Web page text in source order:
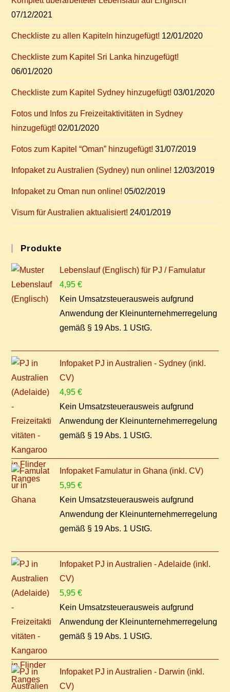
07/12/2021
Check­lis­te zu al­len Ka­pi­teln hinzugefügt! 12/01/2020
Check­lis­te zum Ka­pi­tel Sri Lan­ka hinzugefügt!
06/01/2020
Check­lis­te zum Ka­pi­tel Syd­ney hinzugefügt! 03/01/2020
Fo­tos und In­fos zu Frei­zeit­ak­ti­vi­tä­ten in Syd­ney
hinzugefügt! 02/01/2020
Fo­tos zum Ka­pi­tel “Oman” hinzugefügt! 31/07/2019
In­fo­pa­ket zu Aus­tra­li­en (Syd­ney) nun online! 12/03/2019
In­fo­pa­ket zu Oman nun online! 05/02/2019
Vi­sum für Aus­tra­li­en aktualisiert! 24/01/2019
Pro­duk­te
Lebenslauf (Englisch) für PJ / Famulatur
4,95€
Kein Umsatzsteuerausweis aufgrund
Anwendung der Kleinunternehmerregelung
gemäß § 19 Abs. 1 UStG.
Infopaket PJ in Australien - Sydney (inkl.
CV)
4,95€
Kein Umsatzsteuerausweis aufgrund
Anwendung der Kleinunternehmerregelung
gemäß § 19 Abs. 1 UStG.
Infopaket Famulatur in Ghana (inkl. CV)
5,95€
Kein Umsatzsteuerausweis aufgrund
Anwendung der Kleinunternehmerregelung
gemäß § 19 Abs. 1 UStG.
Infopaket PJ in Australien - Adelaide (inkl.
CV)
5,95€
Kein Umsatzsteuerausweis aufgrund
Anwendung der Kleinunternehmerregelung
gemäß § 19 Abs. 1 UStG.
Infopaket PJ in Australien - Darwin (inkl.
CV)